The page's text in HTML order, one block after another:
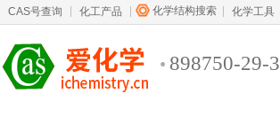
CAS号查询 化工产品 化学结构搜索 化学工具
898750-29-3